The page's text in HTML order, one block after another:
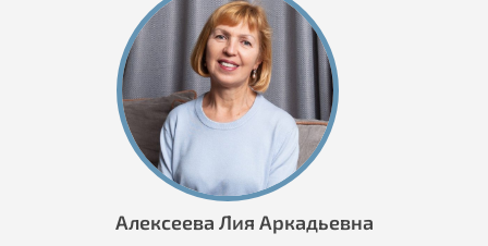
Алексеева Лия Аркадьевна